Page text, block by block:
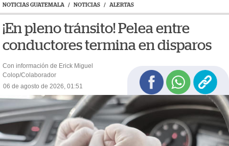
NOTICIAS GUATEMALA / NOTICIAS / ALERTAS
¡En pleno tránsito! Pelea entre
conductores termina en disparos
Con información de Erick Miguel
Colop/Colaborador
06 de agosto de 2026, 01:51